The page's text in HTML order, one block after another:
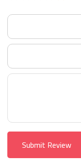
Submit Review